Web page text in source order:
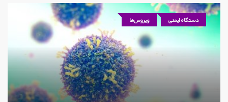
دستگاه ایمنی ویروس‌ها